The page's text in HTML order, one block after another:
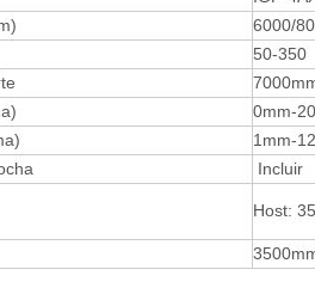
6000/
50-350
0mm-
1mm-
Incluir
Host: